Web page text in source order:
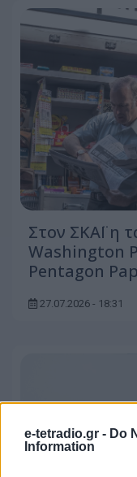
e-tetradio.gr - Do
Information
Στον ΣΚΑΪ η
Washington
Pentagon
27.07.2026 - 18:31